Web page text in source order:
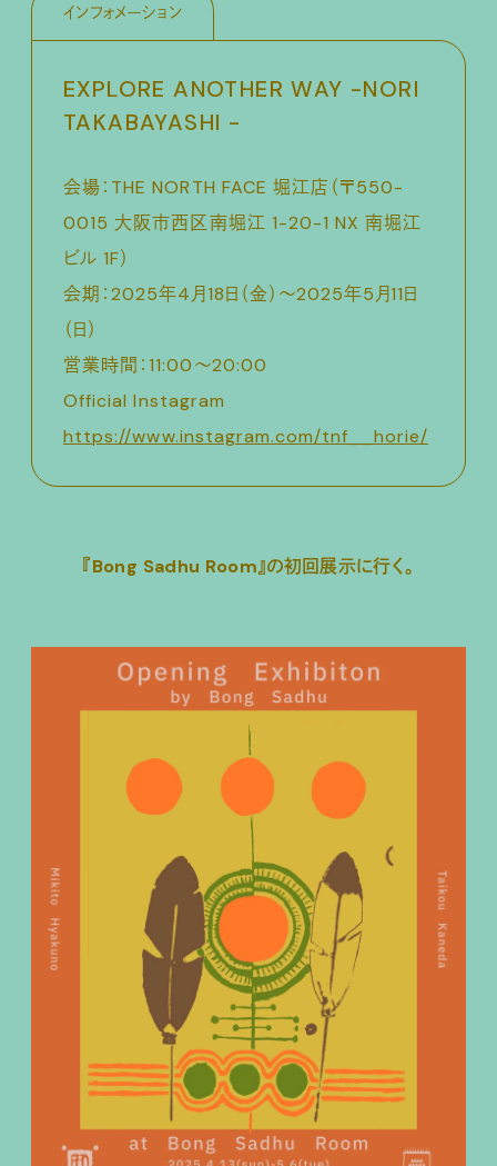
インフォメーション
EXPLORE ANOTHER WAY -NORI
TAKABAYASHI -
会場：THE NORTH FACE 堀江店（〒550-
0015 大阪市⻄区南堀江 1-20-1 NX 南堀江
ビル 1F）
会期：2025年4月18日（金）〜2025年5月11日
（日）
営業時間：11:00〜20:00
Official Instagram
https://www.instagram.com/tnf__horie/
『Bong Sadhu Room』の初回展示に行く。